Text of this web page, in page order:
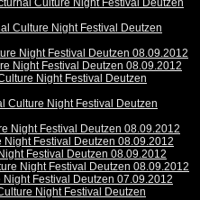
Culture Night Festival Deutzen
Culture Night Festival Deutzen
Night Festival Deutzen 08.09.2012
Night Festival Deutzen 08.09.2012
Night Festival Deutzen
Culture Night Festival Deutzen
Night Festival Deutzen 08.09.2012
Festival Deutzen 08.09.2012
Festival Deutzen 08.09.2012
Night Festival Deutzen 08.09.2012
Festival Deutzen 07.09.2012
Night Festival Deutzen